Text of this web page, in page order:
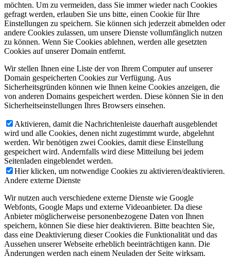
möchten. Um zu vermeiden, dass Sie immer wieder nach Cookies
gefragt werden, erlauben Sie uns bitte, einen Cookie für Ihre
Einstellungen zu speichern. Sie können sich jederzeit abmelden oder
andere Cookies zulassen, um unsere Dienste vollumfänglich nutzen
zu können. Wenn Sie Cookies ablehnen, werden alle gesetzten
Cookies auf unserer Domain entfernt.
Wir stellen Ihnen eine Liste der von Ihrem Computer auf unserer
Domain gespeicherten Cookies zur Verfügung. Aus
Sicherheitsgründen können wie Ihnen keine Cookies anzeigen, die
von anderen Domains gespeichert werden. Diese können Sie in den
Sicherheitseinstellungen Ihres Browsers einsehen.
Aktivieren, damit die Nachrichtenleiste dauerhaft ausgeblendet
wird und alle Cookies, denen nicht zugestimmt wurde, abgelehnt
werden. Wir benötigen zwei Cookies, damit diese Einstellung
gespeichert wird. Andernfalls wird diese Mitteilung bei jedem
Seitenladen eingeblendet werden.
Hier klicken, um notwendige Cookies zu aktivieren/deaktivieren.
Andere externe Dienste
Wir nutzen auch verschiedene externe Dienste wie Google
Webfonts, Google Maps und externe Videoanbieter. Da diese
Anbieter möglicherweise personenbezogene Daten von Ihnen
speichern, können Sie diese hier deaktivieren. Bitte beachten Sie,
dass eine Deaktivierung dieser Cookies die Funktionalität und das
Aussehen unserer Webseite erheblich beeinträchtigen kann. Die
Änderungen werden nach einem Neuladen der Seite wirksam.